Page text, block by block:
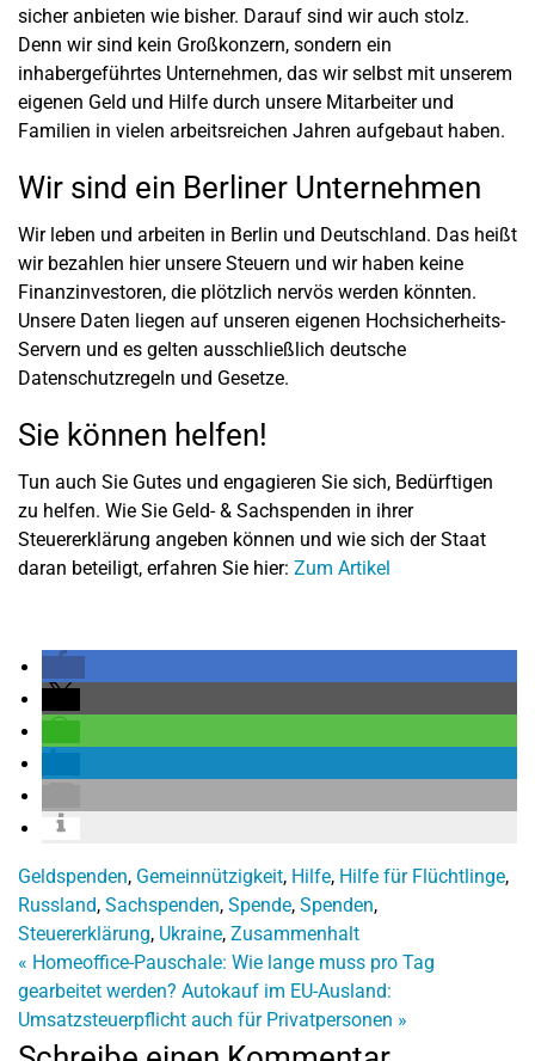
sicher anbieten wie bisher. Darauf sind wir auch stolz.
Denn wir sind kein Großkonzern, sondern ein
inhabergeführtes Unternehmen, das wir selbst mit unserem
eigenen Geld und Hilfe durch unsere Mitarbeiter und
Familien in vielen arbeitsreichen Jahren aufgebaut haben.
Wir sind ein Berliner Unternehmen
Wir leben und arbeiten in Berlin und Deutschland. Das heißt
wir bezahlen hier unsere Steuern und wir haben keine
Finanzinvestoren, die plötzlich nervös werden könnten.
Unsere Daten liegen auf unseren eigenen Hochsicherheits-
Servern und es gelten ausschließlich deutsche
Datenschutzregeln und Gesetze.
Sie können helfen!
Tun auch Sie Gutes und engagieren Sie sich, Bedürftigen
zu helfen. Wie Sie Geld- & Sachspenden in ihrer
Steuererklärung angeben können und wie sich der Staat
daran beteiligt, erfahren Sie hier: Zum Artikel
Geldspenden, Gemeinnützigkeit, Hilfe, Hilfe für Flüchtlinge,
Russland, Sachspenden, Spende, Spenden,
Steuererklärung, Ukraine, Zusammenhalt
« Homeoffice-Pauschale: Wie lange muss pro Tag
gearbeitet werden? Autokauf im EU-Ausland:
Umsatzsteuerpflicht auch für Privatpersonen »